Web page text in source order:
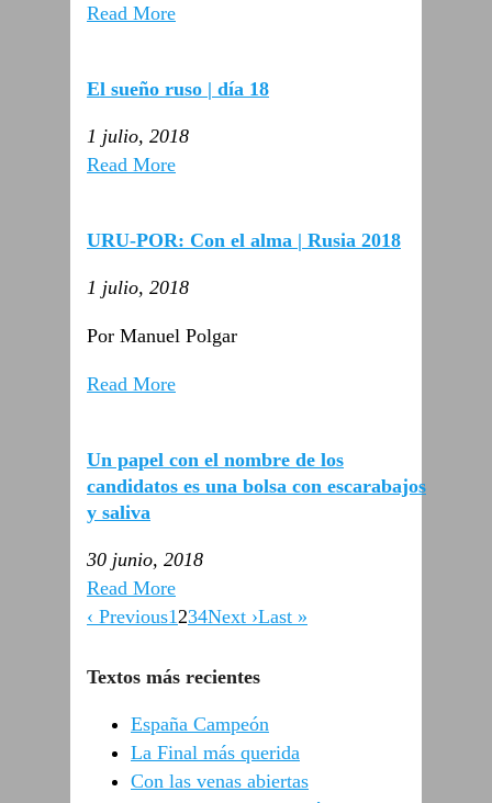
Read More
El sueño ruso | día 18
1 julio, 2018
Read More
URU-POR: Con el alma | Rusia 2018
1 julio, 2018
Por Manuel Polgar
Read More
Un papel con el nombre de los
candidatos es una bolsa con escarabajos
y saliva
30 junio, 2018
Read More
‹ Previous1 234Next ›Last »
Textos más recientes
España Campeón
La Final más querida
Con las venas abiertas